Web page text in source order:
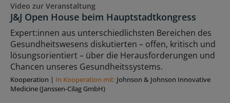
Video zur Veranstaltung
J&J Open House beim Hauptstadtkongress
Expert:innen aus unterschiedlichsten Bereichen des
Gesundheitswesens diskutierten – offen, kritisch und
lösungsorientiert – über die Herausforderungen und
Chancen unseres Gesundheitssystems.
Kooperation | In Kooperation mit: Johnson & Johnson Innovative
Medicine (Janssen-Cilag GmbH)